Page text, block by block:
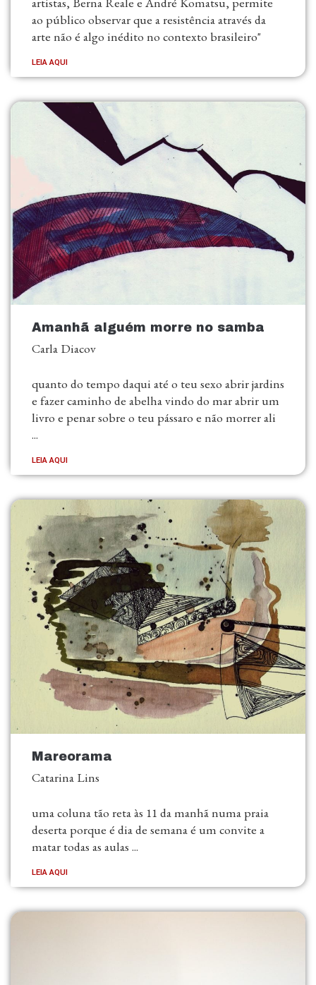
ao público observar que a resistência através da
arte não é algo inédito no contexto brasileiro"
LEIA AQUI
Amanhã alguém morre no samba
Carla Diacov
quanto do tempo daqui até o teu sexo abrir jardins
e fazer caminho de abelha vindo do mar abrir um
livro e penar sobre o teu pássaro e não morrer ali
...
LEIA AQUI
Mareorama
Catarina Lins
uma coluna tão reta às 11 da manhã numa praia
deserta porque é dia de semana é um convite a
matar todas as aulas ...
LEIA AQUI